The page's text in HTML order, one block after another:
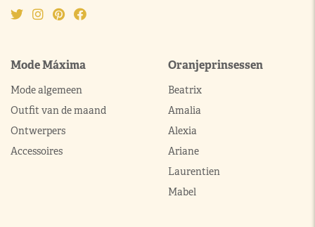
Mode Máxima
Mode algemeen
Outfit van de maand
Ontwerpers
Accessoires
Oranjeprinsessen
Beatrix
Amalia
Alexia
Ariane
Laurentien
Mabel